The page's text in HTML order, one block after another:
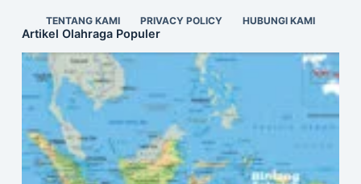
TENTANG KAMI PRIVACY POLICY HUBUNGI KAMI
Artikel Olahraga Populer